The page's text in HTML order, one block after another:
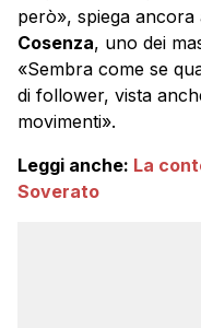
però», spiega ancora
Cosenza, uno dei
«Sembra come se
di follower, vista
movimenti».
Leggi anche: La
Soverato